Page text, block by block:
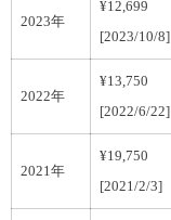
2023年
¥12,699
[2023/10/8]
2022年
¥13,750
[2022/6/22]
2021年
¥19,750
[2021/2/3]